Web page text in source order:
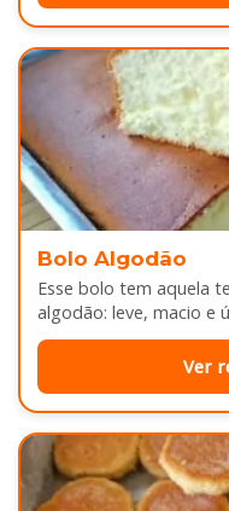
Bolo Algodão
Esse bolo tem aquela
algodão: leve, macio e
Ver